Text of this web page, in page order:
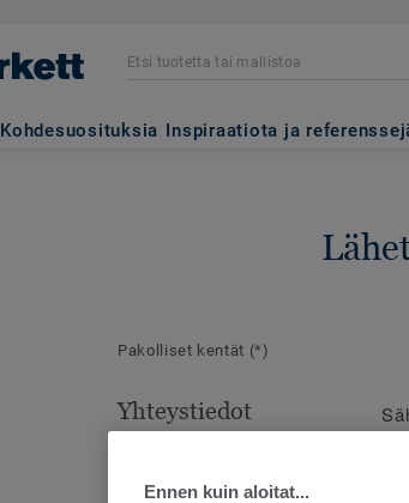
Kohdesuosituksia Inspiraatiota ja
Pakolliset kentät (*)
Yhteystiedot
Ennen kuin aloitat...